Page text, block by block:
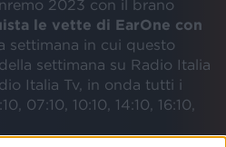
2023 con il brano
le vette di EarOne con
settimana in cui questo
settimana su Radio Italia
Italia Tv, in onda tutti i
07:10, 10:10, 14:10, 16:10,